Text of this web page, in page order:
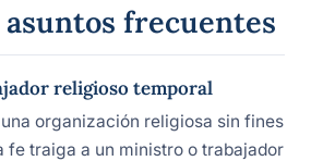
frecuentes
religioso temporal
organización religiosa sin fines
fe traiga a un ministro o trabajador